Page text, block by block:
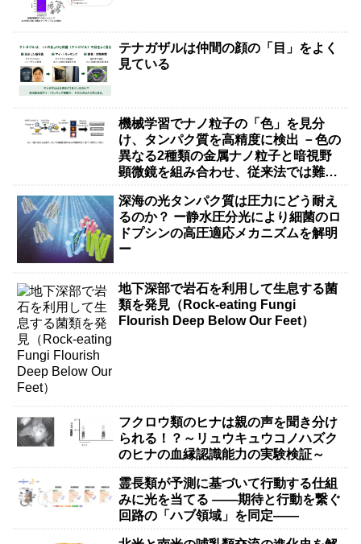
テナガザルは仲間の顔の「目」をよく
見ている
機械学習でナノ粒子の「色」を見分
け、タンパク質を高精度に検出 －色の
異なる2種類の金属ナノ粒子と暗視野
顕微鏡を組み合わせ、従来法では難し
子の検出を実現－
深海の光タンパク質は圧力にどう耐え
るのか？ ー静水圧分光により細菌のロ
ドプシンの高圧適応メカニズムを解明
ー
地下深部で岩石を利用して生息する菌
類を発見（Rock-eating Fungi
Flourish Deep Below Our Feet）
フクロウ類のヒナは親の声を聞き分け
られる！？～リュウキュウコノハズク
のヒナの血縁認識能力の実験検証～
霊長類が予測に基づいて行動する仕組
みに光を当てる ――期待と行動を繋ぐ
回路の「ハブ領域」を同定――